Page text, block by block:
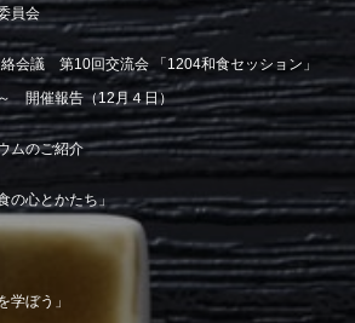
員会
会議 第10回交流会 「1204和食セッション」
開催報告（12月４日）
ムのご紹介
の心とかたち」
学ぼう」